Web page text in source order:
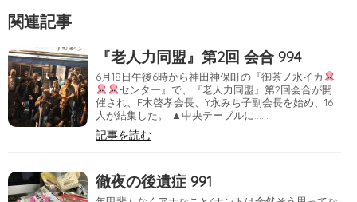
関連記事
『老人力同盟』第2回 会合 994
6月18日午後6時から神田神保町の『御茶ノ水イカ
センター』で、『老人力同盟』第2回会合が開
催され、F木啓孝会長、Y永みち子副会長を始め、16
人が結集した。 ▲中央テーブルに……
記事を読む
徹夜の後遺症 991